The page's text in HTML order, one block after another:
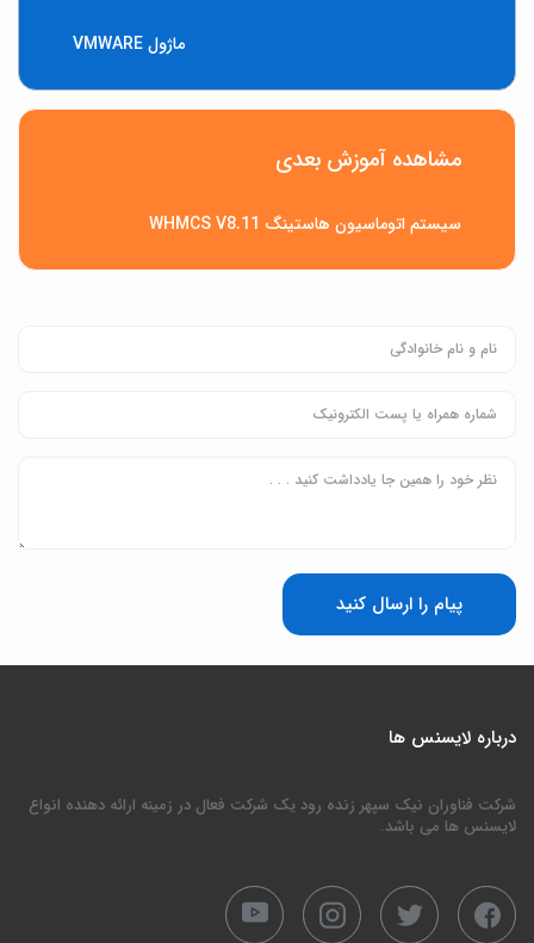
ماژول VMWARE
مشاهده آموزش بعدی
سیستم اتوماسیون هاستینگ WHMCS V8.11
پیام را ارسال کنید
درباره لایسنس ها
شرکت فناوران نیک سپهر زنده رود یک شرکت فعال در زمینه ارائه دهنده انواع
لایسنس ها می باشد.